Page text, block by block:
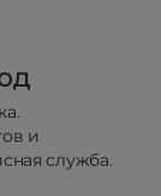
и
служба.